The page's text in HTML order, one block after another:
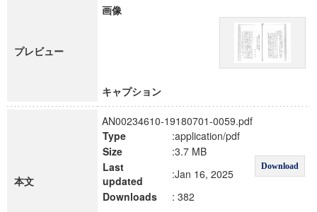
プレビュー
画像
キャプション
本文
AN00234610-19180701-0059.pdf
Type
:application/pdf
Download
Size
:3.7 MB
Last
updated
:Jan 16, 2025
Downloads
: 382